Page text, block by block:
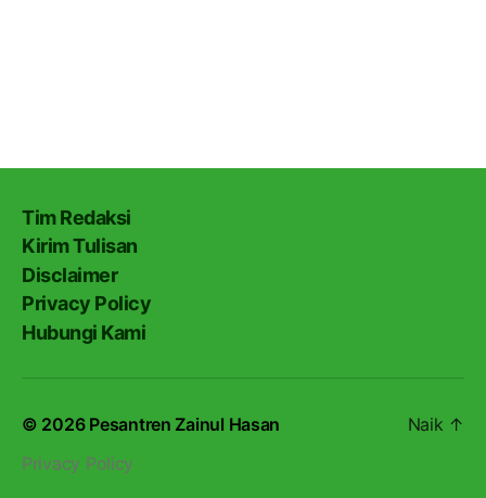
Tim Redaksi
Kirim Tulisan
Disclaimer
Privacy Policy
Hubungi Kami
© 2026 Pesantren Zainul Hasan
Privacy Policy
Naik ↑